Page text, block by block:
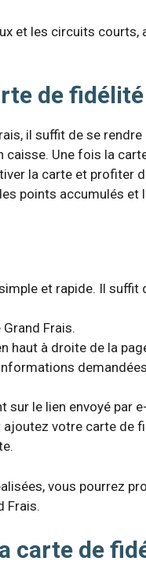
et les circuits
de fidélité
il suffit de se rendre
caisse. Une fois la
la carte et profiter
points accumulés
et rapide. Il suffit
Frais.
haut à droite de la
sur le lien envoyé par
votre carte de
vous pourrez
Frais.
carte de